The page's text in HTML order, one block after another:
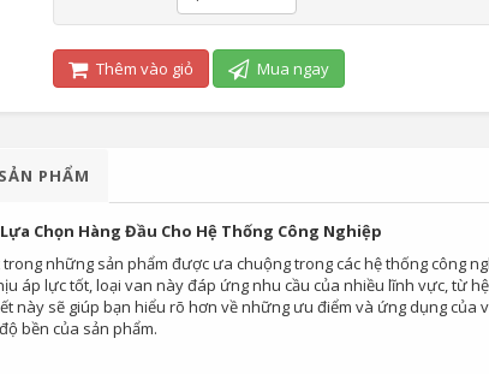
Thêm vào giỏ Mua ngay
PHẨM
Chọn Hàng Đầu Cho Hệ Thống Công Nghiệp
những sản phẩm được ưa chuộng trong các hệ thống công
áp lực tốt, loại van này đáp ứng nhu cầu của nhiều lĩnh vực, từ
này sẽ giúp bạn hiểu rõ hơn về những ưu điểm và ứng dụng của
bền của sản phẩm.